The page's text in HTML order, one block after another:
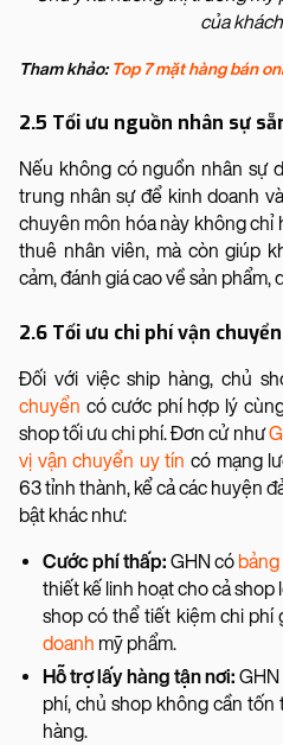
của
Tham khảo:Top 7 mặt hàng bán
2.5 Tối ưu nguồn nhân sự
Nếu không có nguồn nhân sự
trung nhân sự để kinh doanh
chuyên môn hóa này không chỉ
thuê nhân viên, mà còn giúp
cảm, đánh giá cao về sản phẩm,
2.6 Tối ưu chi phí vận chuyển
Đối với việc ship hàng, chủ
chuyển có cước phí hợp lý
shop tối ưu chi phí. Đơn cử như
vị vận chuyển uy tín có mạng
63 tỉnh thành, kể cả các huyện
bật khác như:
Cước phí thấp:GHN có
thiết kế linh hoạt cho cả shop
shop có thể tiết kiệm chi phí
doanh mỹ phẩm.
Hỗ trợ lấy hàng tận nơi:
phí, chủ shop không cần tốn
hàng.